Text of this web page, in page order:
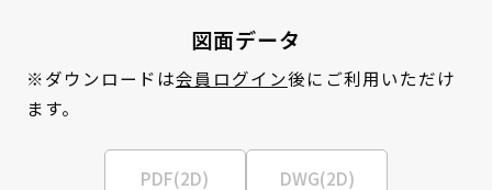
図面データ
※ダウンロードは会員ログイン後にご利用いただけ
ます。
PDF(2D) DWG(2D)